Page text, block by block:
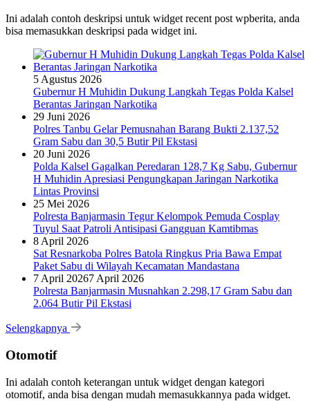
Ini adalah contoh deskripsi untuk widget recent post wpberita, anda
bisa memasukkan deskripsi pada widget ini.
5 Agustus 2026
Gubernur H Muhidin Dukung Langkah Tegas Polda Kalsel
Berantas Jaringan Narkotika
29 Juni 2026
Polres Tanbu Gelar Pemusnahan Barang Bukti 2.137,52
Gram Sabu dan 30,5 Butir Pil Ekstasi
20 Juni 2026
Polda Kalsel Gagalkan Peredaran 128,7 Kg Sabu, Gubernur
H Muhidin Apresiasi Pengungkapan Jaringan Narkotika
Lintas Provinsi
25 Mei 2026
Polresta Banjarmasin Tegur Kelompok Pemuda Cosplay
Tuyul Saat Patroli Antisipasi Gangguan Kamtibmas
8 April 2026
Sat Resnarkoba Polres Batola Ringkus Pria Bawa Empat
Paket Sabu di Wilayah Kecamatan Mandastana
7 April 20267 April 2026
Polresta Banjarmasin Musnahkan 2.298,17 Gram Sabu dan
2.064 Butir Pil Ekstasi
Selengkapnya
Otomotif
Ini adalah contoh keterangan untuk widget dengan kategori
otomotif, anda bisa dengan mudah memasukkannya pada widget.